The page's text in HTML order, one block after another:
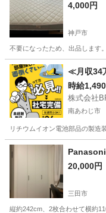
4,000円
神戸市
不要になったため、出品します
兵庫 神戸市 ベッド
≪月収34
時給
株式会社
南あわじ市
リチウムイオン電池部品の製
兵庫 南あわじ市
20,000円
三田市
縦約242cm、2枚合わせて横約